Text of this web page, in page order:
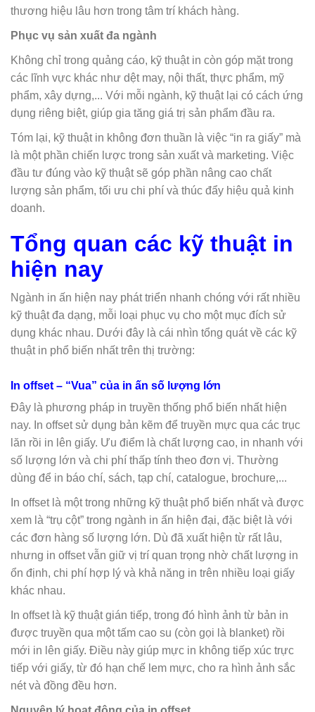
thương hiệu lâu hơn trong tâm trí khách hàng.
Phục vụ sản xuất đa ngành
Không chỉ trong quảng cáo, kỹ thuật in còn góp mặt trong
các lĩnh vực khác như dệt may, nội thất, thực phẩm, mỹ
phẩm, xây dựng,... Với mỗi ngành, kỹ thuật lại có cách ứng
dụng riêng biệt, giúp gia tăng giá trị sản phẩm đầu ra.
Tóm lại, kỹ thuật in không đơn thuần là việc “in ra giấy” mà
là một phần chiến lược trong sản xuất và marketing. Việc
đầu tư đúng vào kỹ thuật sẽ góp phần nâng cao chất
lượng sản phẩm, tối ưu chi phí và thúc đẩy hiệu quả kinh
doanh.
Tổng quan các kỹ thuật in
hiện nay
Ngành in ấn hiện nay phát triển nhanh chóng với rất nhiều
kỹ thuật đa dạng, mỗi loại phục vụ cho một mục đích sử
dụng khác nhau. Dưới đây là cái nhìn tổng quát về các kỹ
thuật in phổ biến nhất trên thị trường:
In offset – “Vua” của in ấn số lượng lớn
Đây là phương pháp in truyền thống phổ biến nhất hiện
nay. In offset sử dụng bản kẽm để truyền mực qua các trục
lăn rồi in lên giấy. Ưu điểm là chất lượng cao, in nhanh với
số lượng lớn và chi phí thấp tính theo đơn vị. Thường
dùng để in báo chí, sách, tạp chí, catalogue, brochure,...
In offset là một trong những kỹ thuật phổ biến nhất và được
xem là “trụ cột” trong ngành in ấn hiện đại, đặc biệt là với
các đơn hàng số lượng lớn. Dù đã xuất hiện từ rất lâu,
nhưng in offset vẫn giữ vị trí quan trọng nhờ chất lượng in
ổn định, chi phí hợp lý và khả năng in trên nhiều loại giấy
khác nhau.
In offset là kỹ thuật gián tiếp, trong đó hình ảnh từ bản in
được truyền qua một tấm cao su (còn gọi là blanket) rồi
mới in lên giấy. Điều này giúp mực in không tiếp xúc trực
tiếp với giấy, từ đó hạn chế lem mực, cho ra hình ảnh sắc
nét và đồng đều hơn.